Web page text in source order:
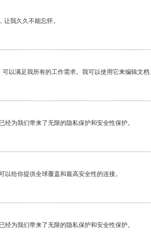
我久久不能忘怀。
以满足我所有的工作需求。我可以使用它来编辑文档
经为我们带来了无限的隐私保护和安全性保护。
以给你提供全球覆盖和最高安全性的连接。
经为我们带来了无限的隐私保护和安全性保护。